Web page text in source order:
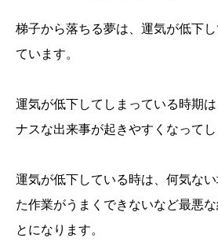
梯子から落ちる夢は、運気が低下
ています。
運気が低下してしまっている時期
ナスな出来事が起きやすくなってし
運気が低下している時は、何気な
た作業がうまくできないなど最悪
とになります。